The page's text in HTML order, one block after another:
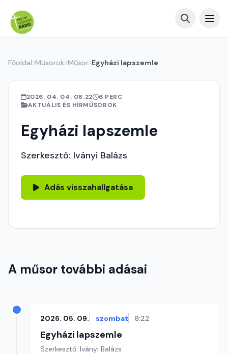
Főoldal Műsorok Műsor Egyházi lapszemle
2026. 04. 04. 08:22
6 PERC
AKTUÁLIS ÉS HÍRMŰSOROK
Egyházi lapszemle
Szerkesztő: Iványi Balázs
Adás visszahallgatása
A műsor további adásai
2026. 05. 09. szombat 8:22
Egyházi lapszemle
Szerkesztő: Iványi Balázs